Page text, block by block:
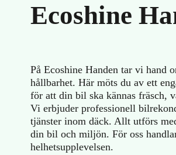
Ecoshine
På Ecoshine Handen tar vi hand
hållbarhet. Här möts du av ett
för att din bil ska kännas fräsch,
Vi erbjuder professionell
tjänster inom däck. Allt utförs
din bil och miljön. För oss
helhetsupplevelsen.